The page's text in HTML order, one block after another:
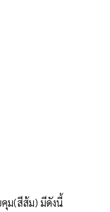
ม(สีส้ม) มีดังนี้